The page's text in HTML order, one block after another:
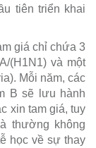
tiên triển khai
giá chỉ chứa 3
(H1N1) và một
Mỗi năm, các
B sẽ lưu hành
xin tam giá, tuy
thường không
học về sự thay